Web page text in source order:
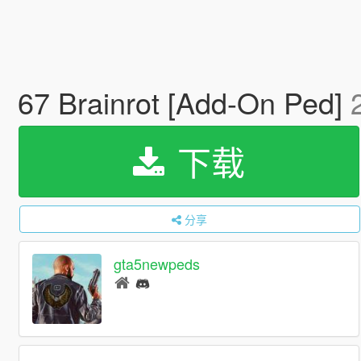
67 Brainrot [Add-On Ped]
下载
分享
gta5newpeds